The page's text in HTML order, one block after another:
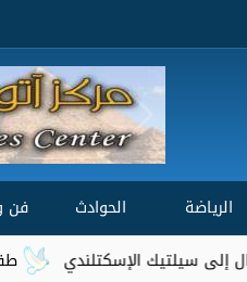
الرياضة الحوادث فن
طقس اليوم الجمعة..